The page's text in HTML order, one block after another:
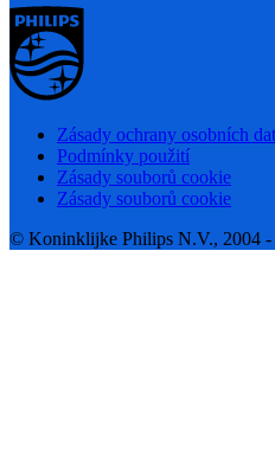
Zásady ochrany osobních dat
Podmínky použití
Zásady souborů cookie
Zásady souborů cookie
© Koninklijke Philips N.V., 2004 -